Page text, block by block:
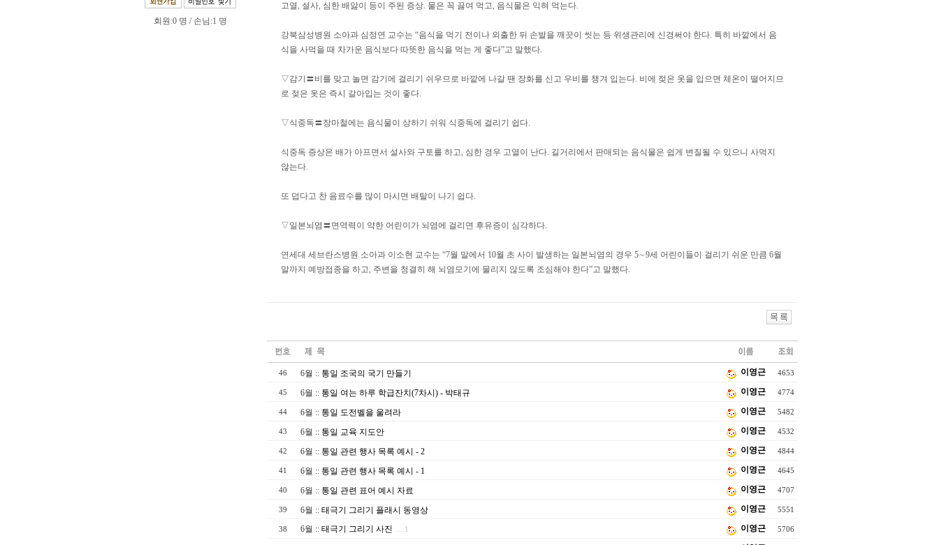
회원:0 명 / 손님:1 명
고열, 설사, 심한 배앓이 등이 주된 증상. 물은 꼭 끓여 먹고, 음식물은 익혀 먹는다.
강북삼성병원 소아과 심정연 교수는 “음식을 먹기 전이나 외출한 뒤 손발을 깨끗이 씻는 등 위생관리에 신경써야 한다. 특히 바깥에서 음
식을 사먹을 때 차가운 음식보다 따뜻한 음식을 먹는 게 좋다”고 말했다.
▽감기〓비를 맞고 놀면 감기에 걸리기 쉬우므로 바깥에 나갈 땐 장화를 신고 우비를 챙겨 입는다. 비에 젖은 옷을 입으면 체온이 떨어지므
로 젖은 옷은 즉시 갈아입는 것이 좋다.
▽식중독〓장마철에는 음식물이 상하기 쉬워 식중독에 걸리기 쉽다.
식중독 증상은 배가 아프면서 설사와 구토를 하고, 심한 경우 고열이 난다. 길거리에서 판매되는 음식물은 쉽게 변질될 수 있으니 사먹지
않는다.
또 덥다고 찬 음료수를 많이 마시면 배탈이 나기 쉽다.
▽일본뇌염〓면역력이 약한 어린이가 뇌염에 걸리면 후유증이 심각하다.
연세대 세브란스병원 소아과 이소현 교수는 “7월 말에서 10월 초 사이 발생하는 일본뇌염의 경우 5∼9세 어린이들이 걸리기 쉬운 만큼 6월
말까지 예방접종을 하고, 주변을 청결히 해 뇌염모기에 물리지 않도록 조심해야 한다”고 말했다.
46 6월 :: 통일 조국의 국기 만들기 이영근 4653
45 6월 :: 통일 여는 하루 학급잔치(7차시) - 박태규 이영근 4774
44 6월 :: 통일 도전벨을 울려라 이영근 5482
43 6월 :: 통일 교육 지도안 이영근 4532
42 6월 :: 통일 관련 행사 목록 예시 - 2 이영근 4844
41 6월 :: 통일 관련 행사 목록 예시 - 1 이영근 4645
40 6월 :: 통일 관련 표어 예시 자료 이영근 4707
39 6월 :: 태극기 그리기 플래시 동영상 이영근 5551
38 6월 :: 태극기 그리기 사진 …1 이영근 5706